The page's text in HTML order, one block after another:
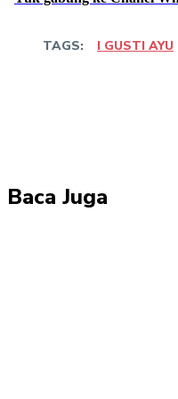
TAGS: I GUSTI AYU
Baca Juga